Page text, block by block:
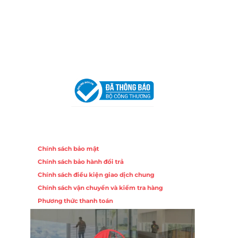
Chính sách bảo mật
Chính sách bảo hành đổi trả
Chính sách điều kiện giao dịch chung
Chính sách vận chuyển và kiểm tra hàng
Phương thức thanh toán